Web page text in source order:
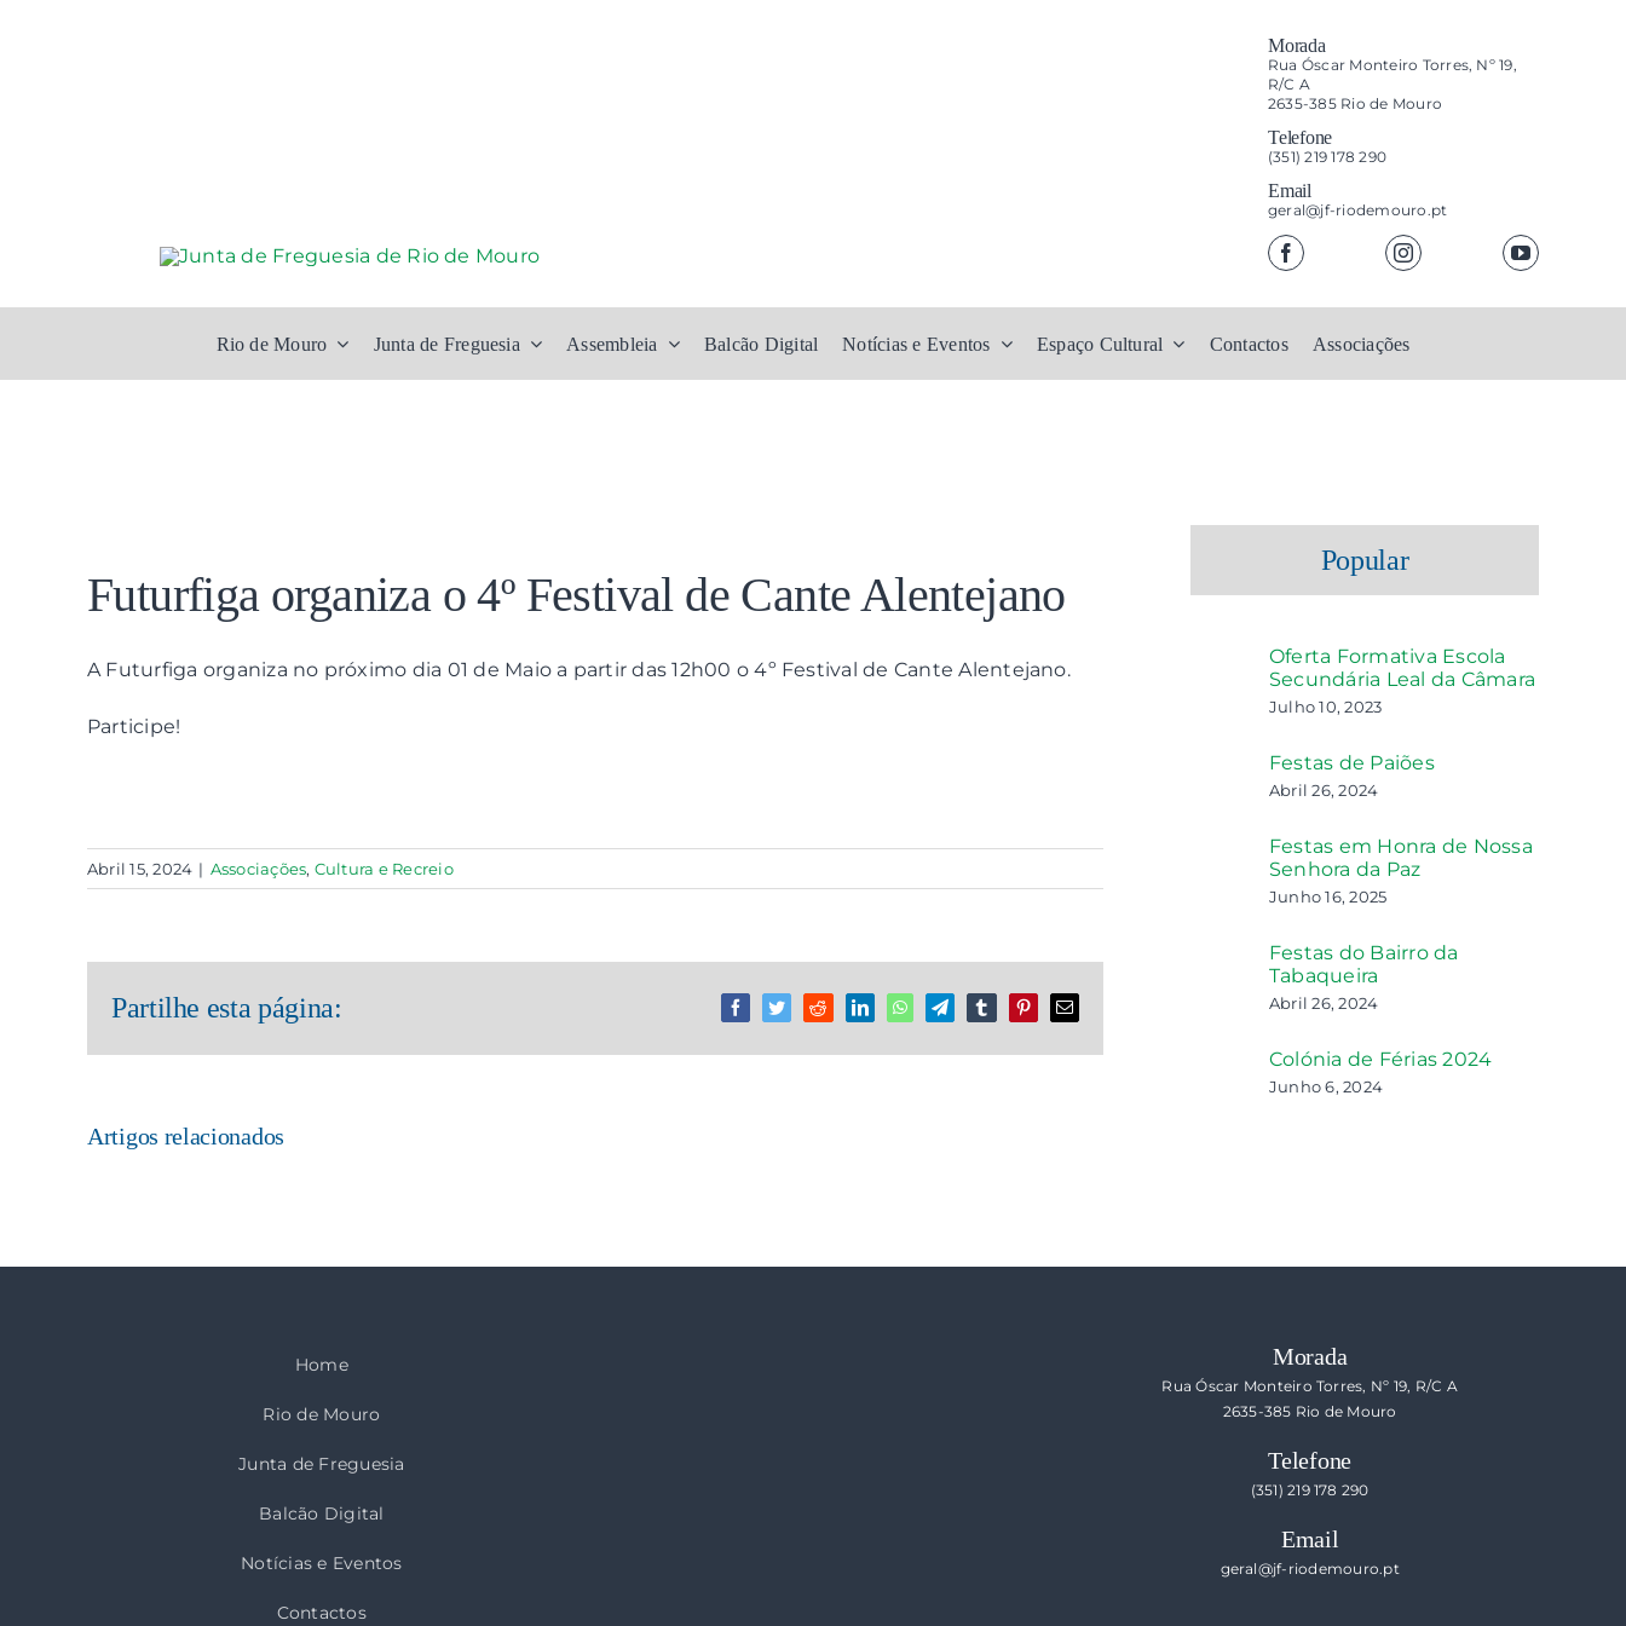
Morada
Rua Óscar Monteiro Torres, Nº 19,
R/C A
2635-385 Rio de Mouro
Telefone
(351) 219 178 290
Email
geral@jf-riodemouro.pt
Rio de Mouro Junta de Freguesia Assembleia Balcão Digital Notícias e Eventos Espaço Cultural Contactos Associações
Larger
Image
Futurfiga organiza o 4º Festival de Cante Alentejano
A Futurfiga organiza no próximo dia 01 de Maio a partir das 12h00 o 4º Festival de Cante Alentejano.
Participe!
Abril 15, 2024 | Associações, Cultura e Recreio
Partilhe esta página: FacebookTwitterRedditLinkedInWhatsAppTelegramTumblrPinterestEmail
Artigos relacionados
Popular
Oferta Formativa Escola
Secundária Leal da Câmara
Julho 10, 2023
Festas de Paiões
Abril 26, 2024
Festas em Honra de Nossa
Senhora da Paz
Junho 16, 2025
Festas do Bairro da
Tabaqueira
Abril 26, 2024
Colónia de Férias 2024
Junho 6, 2024
Home
Rio de Mouro
Junta de Freguesia
Balcão Digital
Notícias e Eventos
Contactos
Morada
Rua Óscar Monteiro Torres, Nº 19, R/C A
2635-385 Rio de Mouro
Telefone
(351) 219 178 290
Email
geral@jf-riodemouro.pt